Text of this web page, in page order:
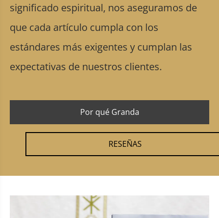
significado espiritual, nos aseguramos de
que cada artículo cumpla con los
estándares más exigentes y cumplan las
expectativas de nuestros clientes.
Por qué Granda
RESEÑAS